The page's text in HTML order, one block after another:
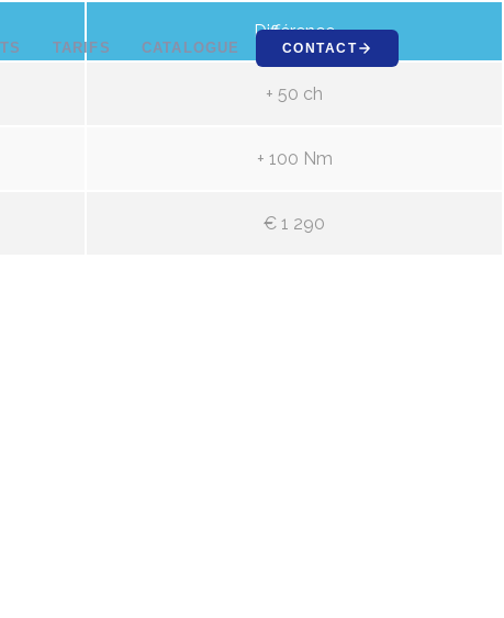
TARIFS CATALOGUE CONTACT
Différence
+ 50 ch
+ 100 Nm
€ 1 290